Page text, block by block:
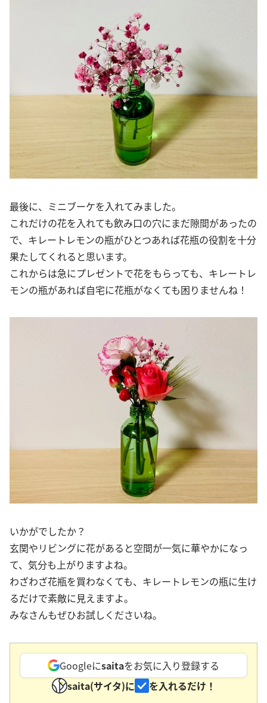
最後に、ミニブーケを入れてみました。
これだけの花を入れても飲み口の穴にまだ隙間があったの
で、キレートレモンの瓶がひとつあれば花瓶の役割を十分
果たしてくれると思います。
これからは急にプレゼントで花をもらっても、キレートレ
モンの瓶があれば自宅に花瓶がなくても困りませんね！
いかがでしたか？
玄関やリビングに花があると空間が一気に華やかになっ
て、気分も上がりますよね。
わざわざ花瓶を買わなくても、キレートレモンの瓶に生け
るだけで素敵に見えますよ。
みなさんもぜひお試しくださいね。
Googleにsaitaをお気に入り登録する
saita(サイタ)に
を入れるだけ！